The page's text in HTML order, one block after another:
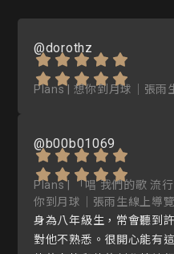
@dorothz
Plans | 想你到月球｜張雨
@b00b01069
Plans | 「唱 我們的歌 流
你到月球｜張雨生線上導
身為八年級生，常會聽到
對他不熟悉。很開心能有